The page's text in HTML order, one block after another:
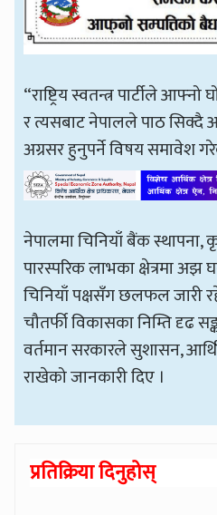
“राष्ट्रिय स्वतन्त्र पार्टीले
र त्यसबाट नेपालले पाठ सिक्दै
अग्रसर हुनुपर्ने विषय समावेश
नेपालमा चिनियाँ बैंक स्थापना,
पारस्परिक लाभका क्षेत्रमा अझ
चिनियाँ पक्षसँग छलफल जारी
चौतर्फी विकासका निम्ति दृढ
वर्तमान सरकारले सुशासन,
राखेको जानकारी दिए ।
प्रतिक्रिया दिनुहोस्